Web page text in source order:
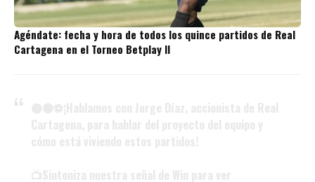
Agéndate: fecha y hora de todos los quince partidos de Real
Cartagena en el Torneo Betplay II